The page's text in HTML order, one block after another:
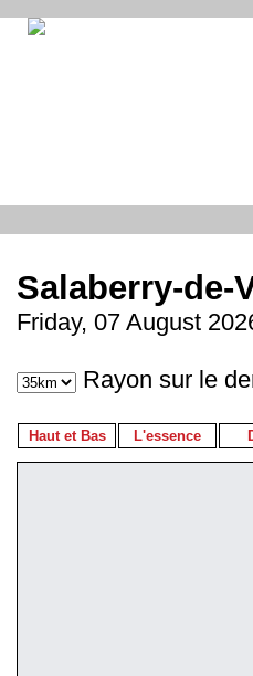
Salaberry-de-
Friday, 07 August
Rayon sur le
Haut et Bas L'essence